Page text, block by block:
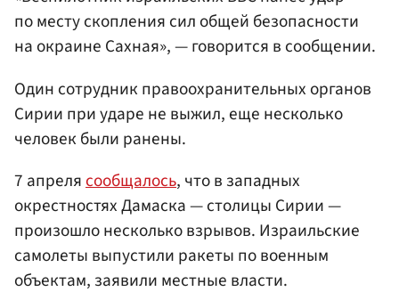
по месту скопления сил общей безопасности
на окраине Сахная», — говорится в сообщении.
Один сотрудник правоохранительных органов
Сирии при ударе не выжил, еще несколько
человек были ранены.
7 апрелясообщалось, что в западных
окрестностях Дамаска — столицы Сирии —
произошло несколько взрывов. Израильские
самолеты выпустили ракеты по военным
объектам, заявили местные власти.